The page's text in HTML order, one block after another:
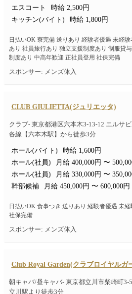
エスコート
時給 2,500円
キッチン(バイト)
時給 1,800円
日払いOK 寮完備 送りあり 経験者優遇 未経
あり 社員旅行あり 独立支援制度あり 制服貸
制度あり 中高年歓迎 正社員登用 社保完備
スポンサー: メンズ体入
CLUB GIULIETTA(ジュリエッタ)
クラブ- 東京都港区六本木3-13-12 エルサ
各線【六本木駅】から徒歩3分
ホール(バイト)
時給 1,600円
ホール(社員)
月給 400,000円 〜
ホール(社員)
月給 330,000円 〜
幹部候補
月給 450,000円 〜 600,000円
日払いOK 食事つき 送りあり 経験者優遇 未
社保完備
スポンサー: メンズ体入
Club Royal Garden(クラブロイヤルガ
朝キャバ/昼キャバ- 東京都立川市柴崎町3-
立川駅より徒歩3分